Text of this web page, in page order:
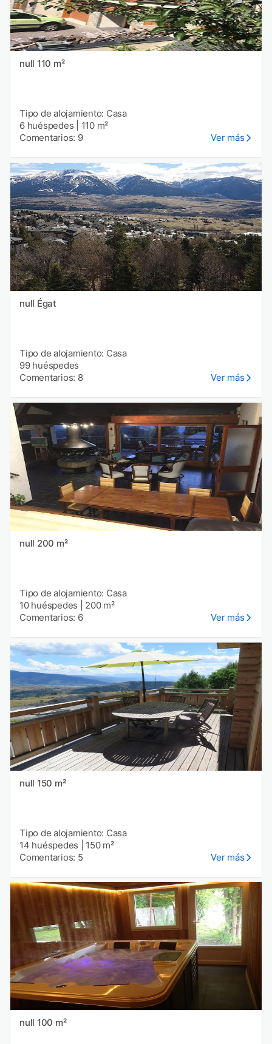
null 110 m²
Tipo de alojamiento: Casa
6 huéspedes
110 m²
Comentarios: 9
Ver más
null Égat
Tipo de alojamiento: Casa
99 huéspedes
Comentarios: 8
Ver más
null 200 m²
Tipo de alojamiento: Casa
10 huéspedes
200 m²
Comentarios: 6
Ver más
null 150 m²
Tipo de alojamiento: Casa
14 huéspedes
150 m²
Comentarios: 5
Ver más
null 100 m²